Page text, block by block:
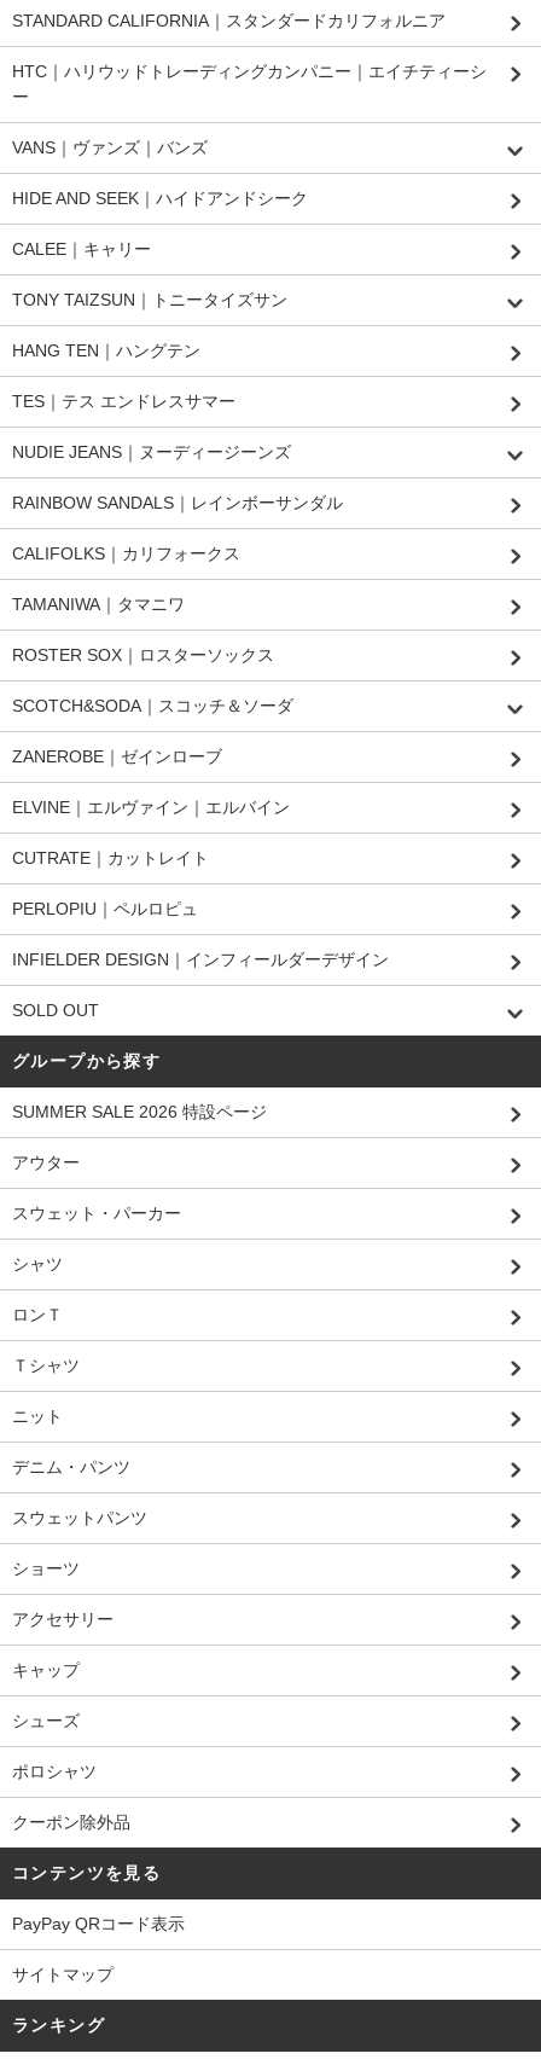
STANDARD CALIFORNIA｜スタンダードカリフォルニア
HTC｜ハリウッドトレーディングカンパニー｜エイチティーシ
ー
VANS｜ヴァンズ｜バンズ
HIDE AND SEEK｜ハイドアンドシーク
CALEE｜キャリー
TONY TAIZSUN｜トニータイズサン
HANG TEN｜ハングテン
TES｜テス エンドレスサマー
NUDIE JEANS｜ヌーディージーンズ
RAINBOW SANDALS｜レインボーサンダル
CALIFOLKS｜カリフォークス
TAMANIWA｜タマニワ
ROSTER SOX｜ロスターソックス
SCOTCH&SODA｜スコッチ＆ソーダ
ZANEROBE｜ゼインローブ
ELVINE｜エルヴァイン｜エルバイン
CUTRATE｜カットレイト
PERLOPIU｜ペルロピュ
INFIELDER DESIGN｜インフィールダーデザイン
SOLD OUT
グループから探す
SUMMER SALE 2026 特設ページ
アウター
スウェット・パーカー
シャツ
ロンＴ
Ｔシャツ
ニット
デニム・パンツ
スウェットパンツ
ショーツ
アクセサリー
キャップ
シューズ
ポロシャツ
クーポン除外品
コンテンツを見る
PayPay QRコード表示
サイトマップ
ランキング